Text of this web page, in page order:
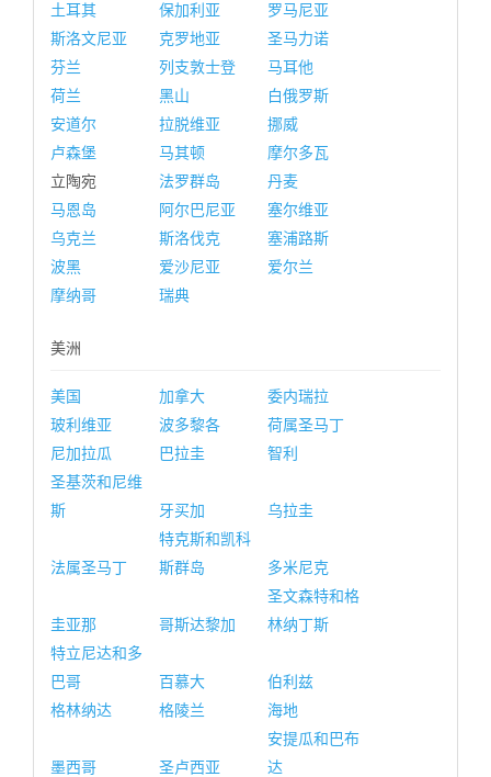
土耳其
保加利亚
罗马尼亚
斯洛文尼亚
克罗地亚
圣马力诺
芬兰
列支敦士登
马耳他
荷兰
黑山
白俄罗斯
安道尔
拉脱维亚
挪威
卢森堡
马其顿
摩尔多瓦
立陶宛
法罗群岛
丹麦
马恩岛
阿尔巴尼亚
塞尔维亚
乌克兰
斯洛伐克
塞浦路斯
波黑
爱沙尼亚
爱尔兰
摩纳哥
瑞典
美洲
美国 加拿大
委内瑞拉
玻利维亚
波多黎各
荷属圣马丁
尼加拉瓜
巴拉圭
智利
圣基茨和尼维
斯
牙买加 乌拉圭
法属圣马丁
特克斯和凯科
斯群岛
多米尼克
圭亚那 哥斯达黎加
圣文森特和格
林纳丁斯
特立尼达和多
巴哥
百慕大
伯利兹
格林纳达
格陵兰 海地
墨西哥 圣卢西亚
安提瓜和巴布
达